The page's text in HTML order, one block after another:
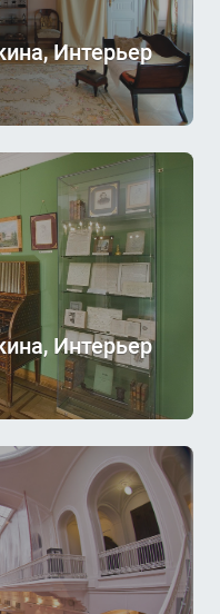
Интерьер
Интерьер